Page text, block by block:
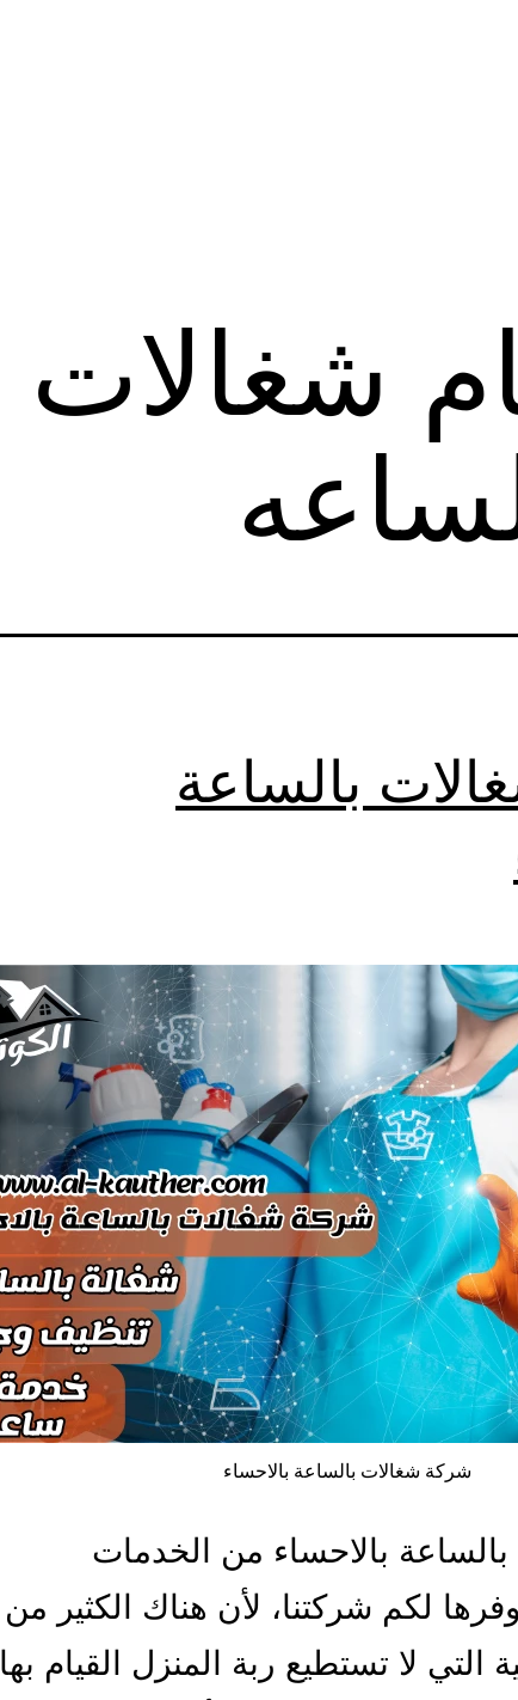
شغالات
بالساعة
شركة شغالات بالساعة بالاحساء
بالاحساء من الخدمات
لكم شركتنا، لأن هناك الكثير من
التي لا تستطيع ربة المنزل القيام بها